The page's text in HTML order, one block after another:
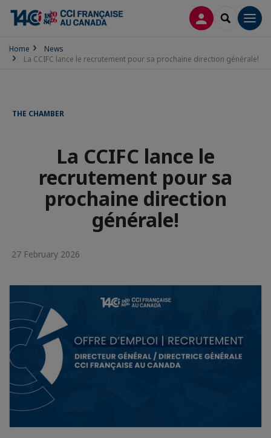
LOG INSEARCH
Home
News
La CCIFC lance le recrutement pour sa prochaine direction générale!
THE CHAMBER
La CCIFC lance le
recrutement pour sa
prochaine direction
générale!
27 February 2026